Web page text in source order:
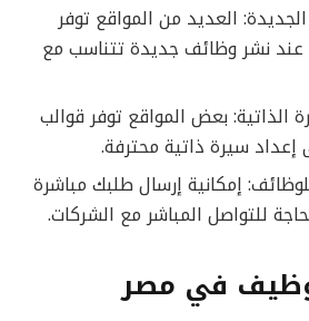
العديد من المواقع توفر
عند نشر وظائف جديدة تتناسب مع
الذاتية: بعض المواقع توفر قوالب
سيرة ذاتية محترفة.
إمكانية إرسال طلبك مباشرة
للتواصل المباشر مع الشركات.
في مصر